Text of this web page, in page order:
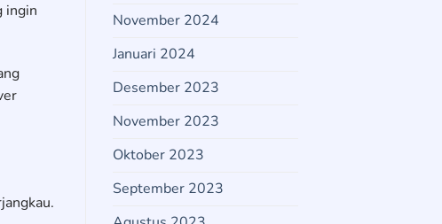
ingin
November 2024
Januari 2024
Desember 2023
November 2023
Oktober 2023
September 2023